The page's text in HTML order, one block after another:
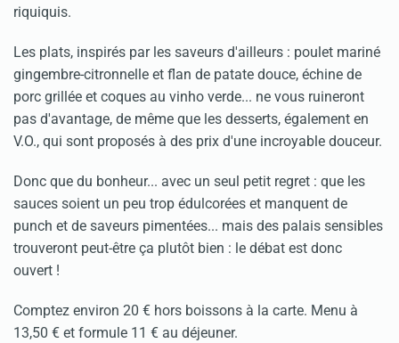
riquiquis.
Les plats, inspirés par les saveurs d'ailleurs : poulet mariné
gingembre-citronnelle et flan de patate douce, échine de
porc grillée et coques au vinho verde... ne vous ruineront
pas d'avantage, de même que les desserts, également en
V.O., qui sont proposés à des prix d'une incroyable douceur.
Donc que du bonheur... avec un seul petit regret : que les
sauces soient un peu trop édulcorées et manquent de
punch et de saveurs pimentées... mais des palais sensibles
trouveront peut-être ça plutôt bien : le débat est donc
ouvert !
Comptez environ 20 € hors boissons à la carte. Menu à
13,50 € et formule 11 € au déjeuner.